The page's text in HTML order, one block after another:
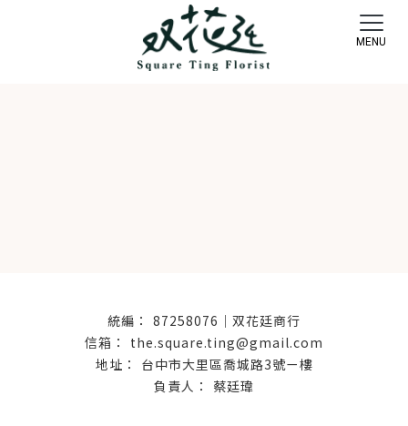
87258076｜双花廷商行
the.square.ting@gmail.com
台中市大里區喬城路3號ㄧ樓
蔡廷瑋